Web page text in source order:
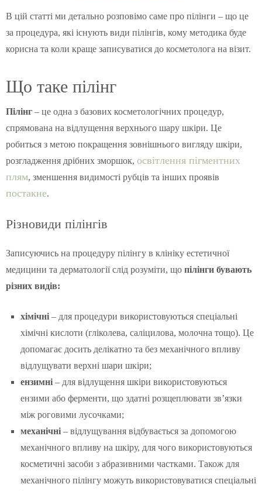
В цій статті ми детально розповімо саме про пілінги – що це
за процедура, які існують види пілінгів, кому методика буде
корисна та коли краще записуватися до косметолога на візит.
Що таке пілінг
Пілінг – це одна з базових косметологічних процедур,
спрямована на відлущення верхнього шару шкіри. Це
робиться з метою покращення зовнішнього вигляду шкіри,
розгладження дрібних зморшок, освітлення пігментних
плям, зменшення видимості рубців та інших проявів
постакне.
Різновиди пілінгів
Записуючись на процедуру пілінгу в клініку естетичної
медицини та дерматології слід розуміти, що пілінги бувають
різних видів:
хімічні – для процедури використовуються спеціальні
хімічні кислоти (гліколева, саліцилова, молочна тощо). Це
допомагає досить делікатно та без механічного впливу
відлущувати верхні шари шкіри;
ензимні – для відлущення шкіри використовуються
ензими або ферменти, що здатні розщеплювати зв’язки
між роговими лусочками;
механічні – відлущування відбувається за допомогою
механічного впливу на шкіру, для чого використовуються
косметичні засоби з абразивними частками. Також для
механічного пілінгу можуть використовуватися спеціальні